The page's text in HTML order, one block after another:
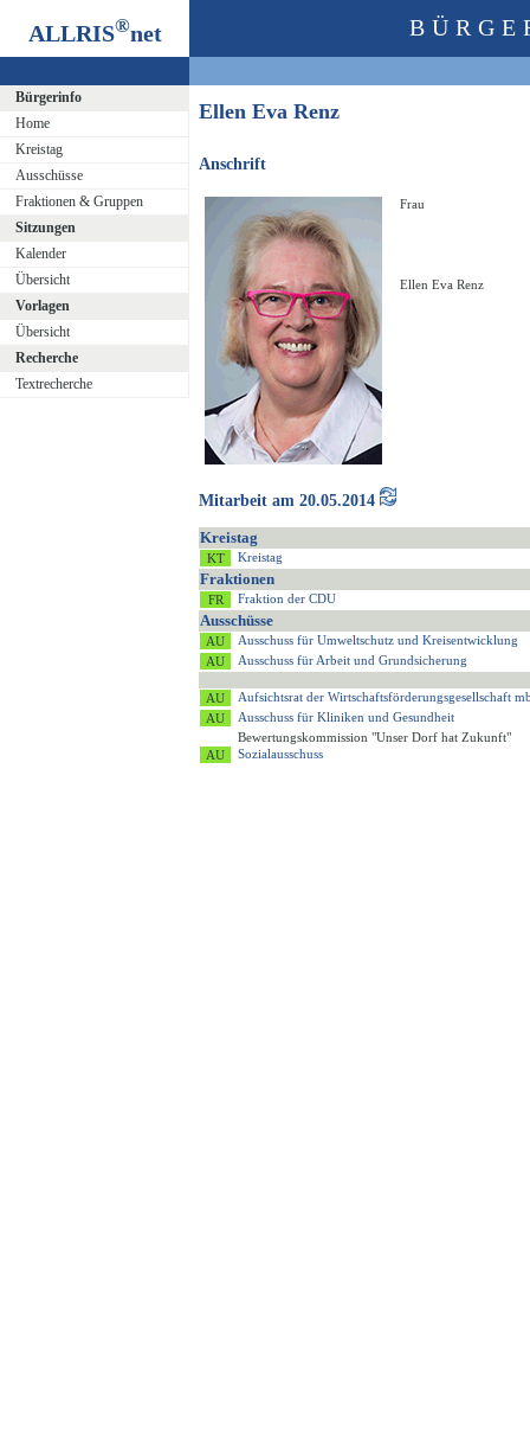
ALLRIS®net
Bürgerinfo
Home
Kreistag
Ausschüsse
Fraktionen & Gruppen
Sitzungen
Kalender
Übersicht
Vorlagen
Übersicht
Recherche
Textrecherche
Ellen Eva Renz
Anschrift
Frau
Ellen Eva Renz
Mitarbeit am 20.05.2014
Kreistag
Kreistag
Fraktionen
Fraktion der CDU
Ausschüsse
Ausschuss für Umweltschutz und Kreisentwicklung
Ausschuss für Arbeit und Grundsicherung
Aufsichtsrat der Wirtschaftsförderungsgesellschaft
Ausschuss für Kliniken und Gesundheit
Bewertungskommission "Unser Dorf hat Zukunft"
Sozialausschuss